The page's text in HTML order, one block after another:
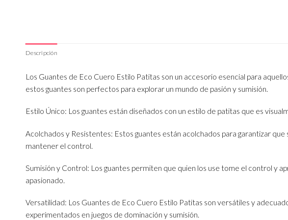
Descripción
Los Guantes de Eco Cuero Estilo Patitas son un accesorio esencial para
estos guantes son perfectos para explorar un mundo de pasión y sumisión.
Estilo Único: Los guantes están diseñados con un estilo de patitas que es
Acolchados y Resistentes: Estos guantes están acolchados para garantizar
mantener el control.
Sumisión y Control: Los guantes permiten que quien los use tome el control y
apasionado.
Versatilidad: Los Guantes de Eco Cuero Estilo Patitas son versátiles y
experimentados en juegos de dominación y sumisión.